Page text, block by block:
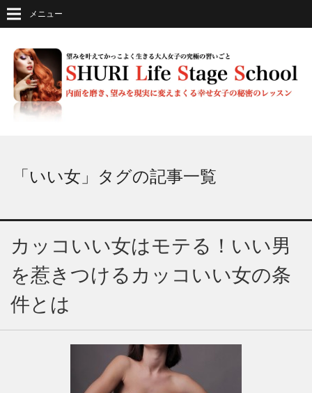
メニュー
「いい女」タグの記事一覧
カッコいい女はモテる！いい男
を惹きつけるカッコいい女の条
件とは